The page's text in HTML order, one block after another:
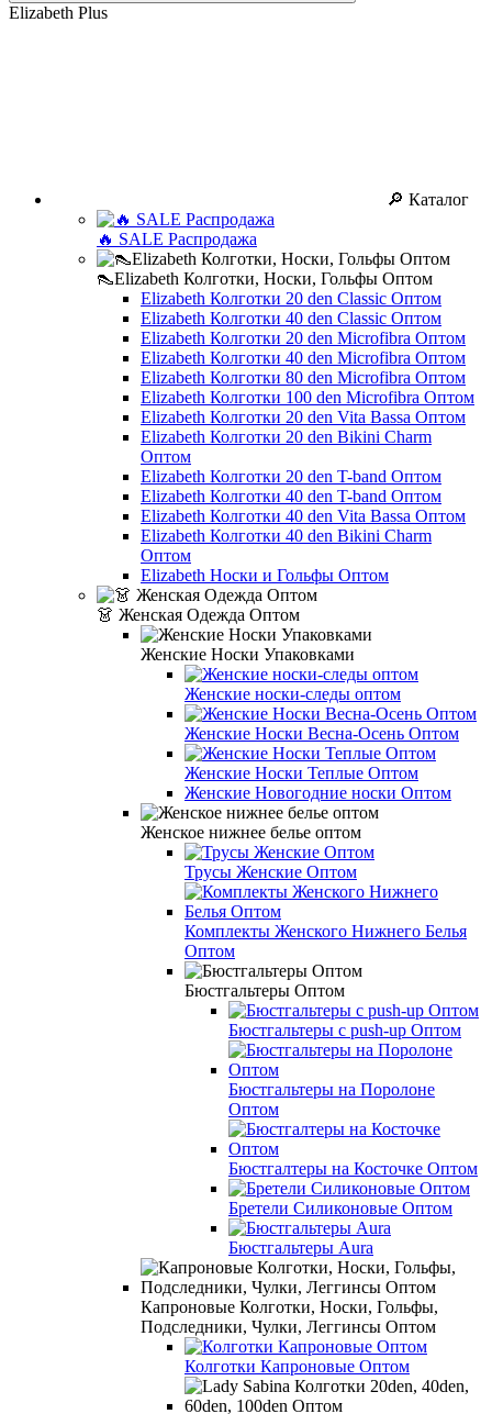
Elizabeth Plus
🔎 Каталог
🔥 SALE Распродажа
👠Elizabeth Колготки, Носки, Гольфы Оптом
Elizabeth Колготки 20 den Classic Оптом
Elizabeth Колготки 40 den Classic Оптом
Elizabeth Колготки 20 den Microfibra Оптом
Elizabeth Колготки 40 den Microfibra Оптом
Elizabeth Колготки 80 den Microfibra Оптом
Elizabeth Колготки 100 den Microfibra Оптом
Elizabeth Колготки 20 den Vita Bassa Оптом
Elizabeth Колготки 20 den Bikini Charm
Оптом
Elizabeth Колготки 20 den T-band Оптом
Elizabeth Колготки 40 den T-band Оптом
Elizabeth Колготки 40 den Vita Bassa Оптом
Elizabeth Колготки 40 den Bikini Charm
Оптом
Elizabeth Носки и Гольфы Оптом
👗 Женская Одежда Оптом
Женские Носки Упаковками
Женские носки-следы оптом
Женские Носки Весна-Осень Оптом
Женские Носки Теплые Оптом
Женские Новогодние носки Оптом
Женское нижнее белье оптом
Трусы Женские Оптом
Комплекты Женского Нижнего Белья
Оптом
Бюстгальтеры Оптом
Бюстгальтеры с push-up Оптом
Бюстгальтеры на Поролоне
Оптом
Бюстгалтеры на Косточке Оптом
Бретели Силиконовые Оптом
Бюстгальтеры Aura
Капроновые Колготки, Носки, Гольфы,
Подследники, Чулки, Леггинсы Оптом
Колготки Капроновые Оптом